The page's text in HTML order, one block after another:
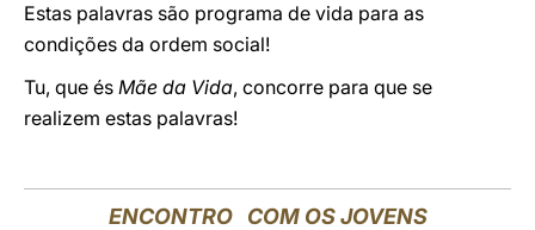
Estas palavras são programa de vida para as
condições da ordem social!
Tu, que és Mãe da Vida, concorre para que se
realizem estas palavras!
ENCONTRO COM OS JOVENS